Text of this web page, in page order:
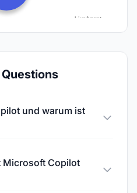
und warum ist
Microsoft Copilot